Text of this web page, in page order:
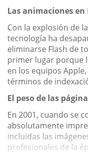
Las animaciones en
Con la explosión de
tecnología ha
eliminarse Flash de
primer lugar porque
en los equipos
términos de
El peso de las
En 2001, cuando se
absolutamente
incluidas las
profesionales de la